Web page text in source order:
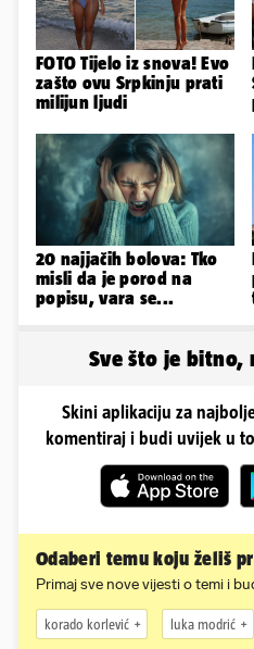
FOTO Tijelo iz snova! Evo
zašto ovu Srpkinju prati
milijun ljudi
20 najjačih bolova: Tko
misli da je porod na
popisu, vara se...
Sve što je bitno,
Skini aplikaciju za
komentiraj i budi uvijek u
Odaberi temu koju želiš
Primaj sve nove vijesti o temi i
korado korlević luka modrić